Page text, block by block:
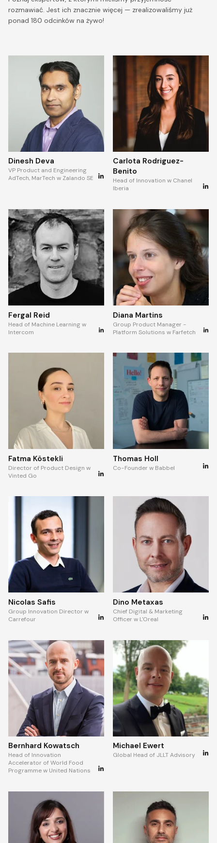
rozmawiać. Jest ich znacznie więcej — zrealizowaliśmy już
ponad 180 odcinków na żywo!
Dinesh Deva
VP Product and Engineering
AdTech, MarTech w Zalando SE
Carlota Rodriguez-
Benito
Head of Innovation w Chanel
Iberia
Fergal Reid
Head of Machine Learning w
Intercom
Diana Martins
Group Product Manager -
Platform Solutions w Farfetch
Fatma Köstekli
Director of Product Design w
Vinted Go
Thomas Holl
Co-Founder w Babbel
Nicolas Safis
Group Innovation Director w
Carrefour
Dino Metaxas
Chief Digital & Marketing
Officer w L'Oreal
Bernhard Kowatsch
Head of Innovation
Accelerator of World Food
Programme w United Nations
Michael Ewert
Global Head of JLLT Advisory